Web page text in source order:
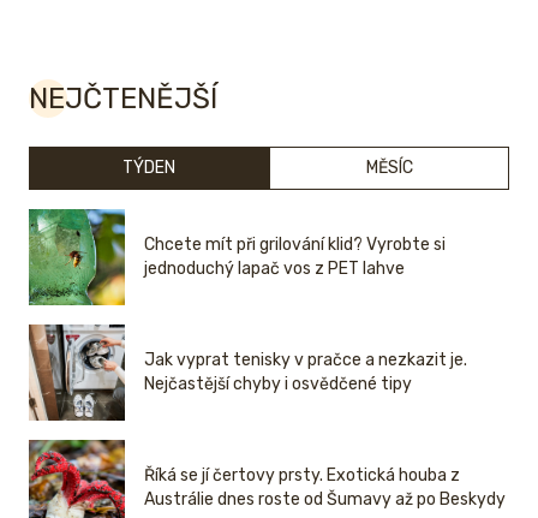
NEJČTENĚJŠÍ
TÝDEN MĚSÍC
Chcete mít při grilování klid? Vyrobte si
jednoduchý lapač vos z PET lahve
Jak vyprat tenisky v pračce a nezkazit je.
Nejčastější chyby i osvědčené tipy
Říká se jí čertovy prsty. Exotická houba z
Austrálie dnes roste od Šumavy až po Beskydy